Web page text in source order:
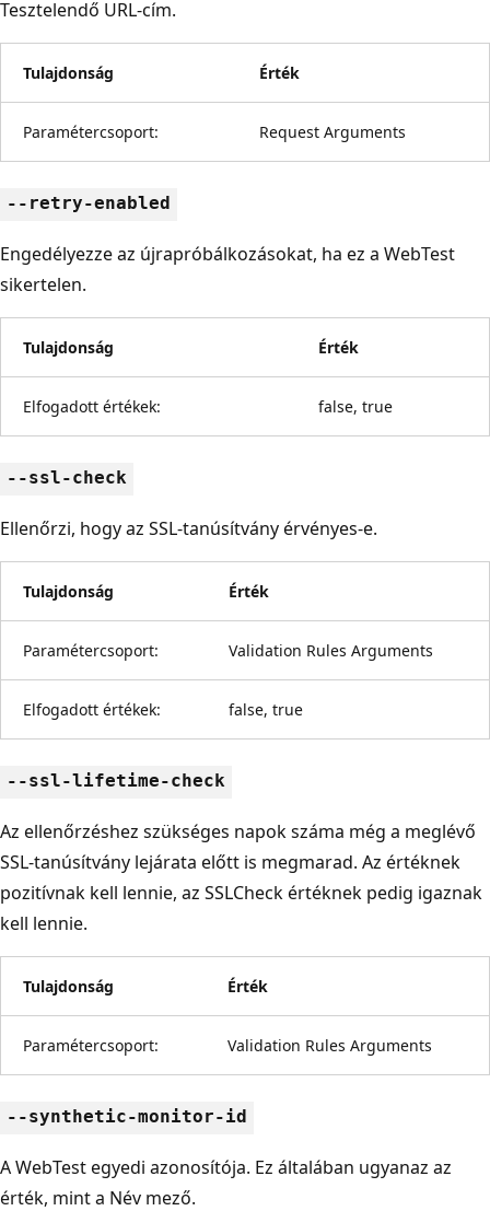
Tesztelendő URL-cím.
Tulajdonság Érték
Paramétercsoport: Request Arguments
--retry-enabled
Engedélyezze az újrapróbálkozásokat, ha ez a WebTest
sikertelen.
Tulajdonság Érték
Elfogadott értékek: false, true
--ssl-check
Ellenőrzi, hogy az SSL-tanúsítvány érvényes-e.
Tulajdonság Érték
Paramétercsoport: Validation Rules Arguments
Elfogadott értékek: false, true
--ssl-lifetime-check
Az ellenőrzéshez szükséges napok száma még a meglévő
SSL-tanúsítvány lejárata előtt is megmarad. Az értéknek
pozitívnak kell lennie, az SSLCheck értéknek pedig igaznak
kell lennie.
Tulajdonság Érték
Paramétercsoport: Validation Rules Arguments
--synthetic-monitor-id
A WebTest egyedi azonosítója. Ez általában ugyanaz az
érték, mint a Név mező.